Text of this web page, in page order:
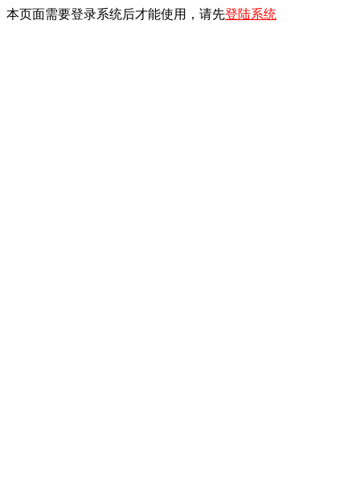
本页面需要登录系统后才能使用，请先登陆系统